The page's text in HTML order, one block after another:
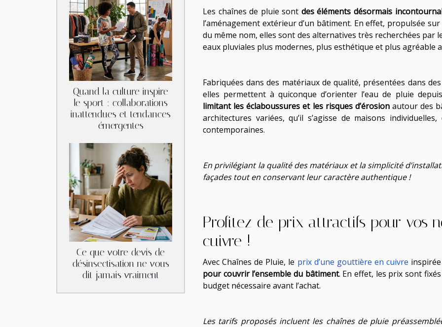
Quand la culture inspire
le sport : collaborations
inattendues et tendances
émergentes
Ce que votre devis de
désinsectisation ne vous
dit jamais vraiment
Les chaînes de pluie sont des éléments désormais
l’aménagement extérieur d’un bâtiment. En effet, propulsée
du même nom, elles sont des alternatives très recherchées par
eaux pluviales plus modernes, plus esthétique et plus agréable
Fabriquées dans des matériaux de qualité, présentées dans
elles permettent à quiconque d’orienter l’eau de pluie
limitant les éclaboussures et les risques d’érosionautour des
architectures variées, qu’il s’agisse de maisons
contemporaines.
En privilégiant la qualité des matériaux et la simplicité
façades tout en conservant leur caractère authentique !
Profitez de prix attractifs pour vos
cuivre !
Avec Chaînes de Pluie, le prix d’une gouttière en cuivre
pour couvrir l’ensemble du bâtiment. En effet, les prix sont
budget nécessaire avant l’achat.
Les tarifs proposés incluent les chaînes de pluie